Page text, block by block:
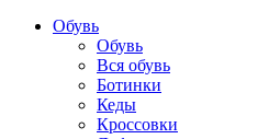
Обувь
Обувь
Вся обувь
Ботинки
Кеды
Кроссовки